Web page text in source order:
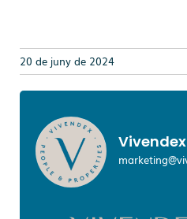
20 de juny de 2024